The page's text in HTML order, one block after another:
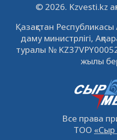
встречу с
ноября
21.11.2022
© 2026. Kzvesti.kz
Қазақстан
даму министрлігі,
туралы №
жылы
Все права
ТОО